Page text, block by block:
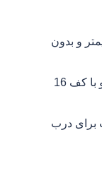
اتاق با کف 16 سانتیمتر و بدون
چهار چوب چوبی درب سرویس بهداشتی و با کف 16
مناسب برای درب